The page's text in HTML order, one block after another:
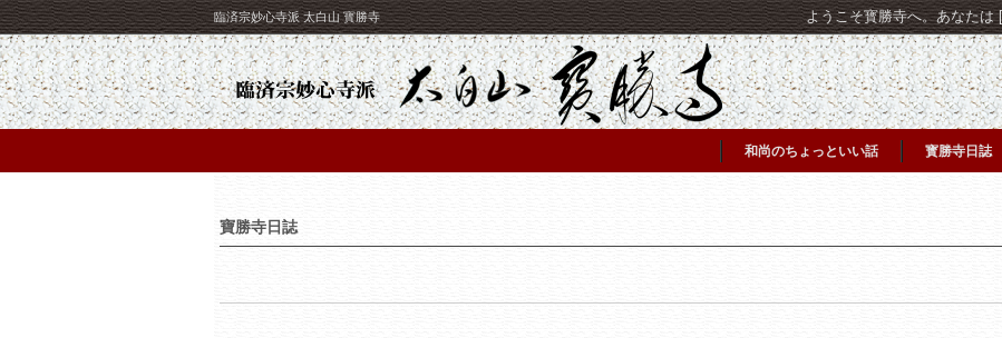
臨済宗妙心寺派 太白山 寳勝寺 ようこそ寳勝寺へ。あなたは
和尚のちょっといい話 寳勝寺日誌
寶勝寺日誌